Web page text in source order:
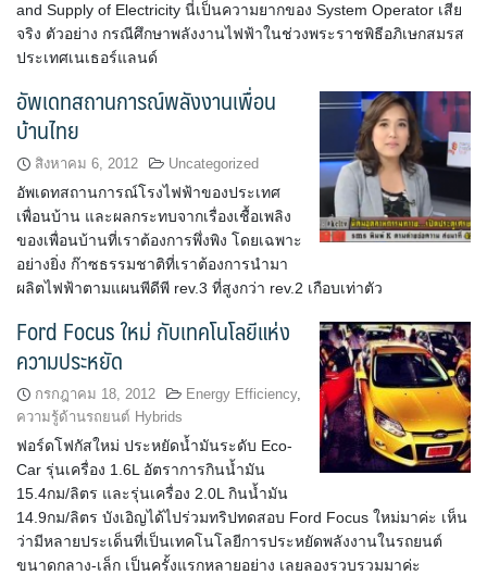
and Supply of Electricity นี่เป็นความยากของ System Operator เสีย
จริง ตัวอย่าง กรณีศึกษาพลังงานไฟฟ้าในช่วงพระราชพิธีอภิเษกสมรส
ประเทศเนเธอร์แลนด์
อัพเดทสถานการณ์พลังงานเพื่อน
บ้านไทย
สิงหาคม 6, 2012 Uncategorized
อัพเดทสถานการณ์โรงไฟฟ้าของประเทศ
เพื่อนบ้าน และผลกระทบจากเรื่องเชื้อเพลิง
ของเพื่อนบ้านที่เราต้องการพึ่งพิง โดยเฉพาะ
อย่างยิ่ง ก๊าซธรรมชาติที่เราต้องการนำมา
ผลิตไฟฟ้าตามแผนพีดีพี rev.3 ที่สูงกว่า rev.2 เกือบเท่าตัว
Ford Focus ใหม่ กับเทคโนโลยีแห่ง
ความประหยัด
กรกฎาคม 18, 2012 Energy Efficiency,
ความรู้ด้านรถยนต์ Hybrids
ฟอร์ดโฟกัสใหม่ ประหยัดน้ำมันระดับ Eco-
Car รุ่นเครื่อง 1.6L อัตราการกินน้ำมัน
15.4กม/ลิตร และรุ่นเครื่อง 2.0L กินน้ำมัน
14.9กม/ลิตร บังเอิญได้ไปร่วมทริปทดสอบ Ford Focus ใหม่มาค่ะ เห็น
ว่ามีหลายประเด็นที่เป็นเทคโนโลยีการประหยัดพลังงานในรถยนต์
ขนาดกลาง-เล็ก เป็นครั้งแรกหลายอย่าง เลยลองรวบรวมมาค่ะ